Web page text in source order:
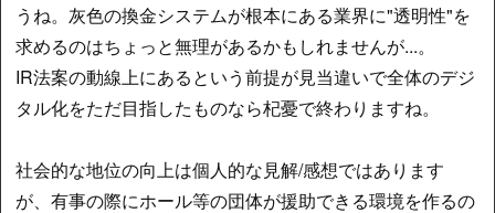
うね。灰色の換金システムが根本にある業界に"透明性"を
求めるのはちょっと無理があるかもしれませんが...。
IR法案の動線上にあるという前提が見当違いで全体のデジ
タル化をただ目指したものなら杞憂で終わりますね。
社会的な地位の向上は個人的な見解/感想ではあります
が、有事の際にホール等の団体が援助できる環境を作るの